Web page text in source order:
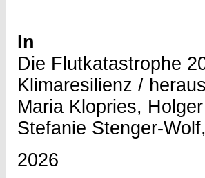
In
Die Flutkatastrophe
Klimaresilienz /
Maria Klopries,
Stefanie Stenger-
2026